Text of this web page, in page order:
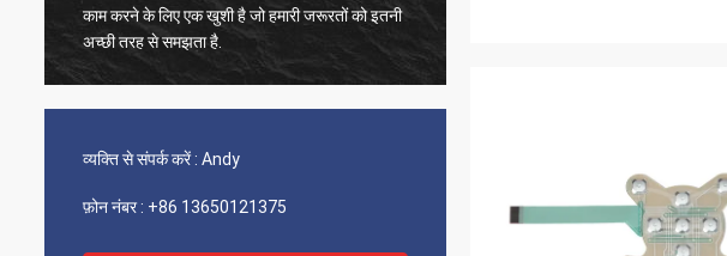
काम करने के लिए एक खुशी है जो हमारी जरूरतों को इतनी
अच्छी तरह से समझता है.
व्यक्ति से संपर्क करें : Andy
फ़ोन नंबर : +86 13650121375